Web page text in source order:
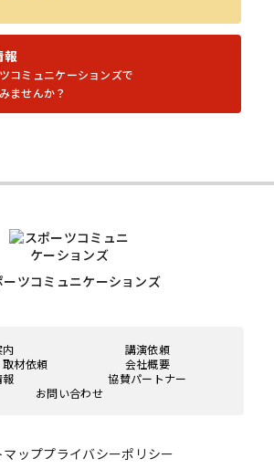
報
コミュニケーションズで
ませんか？
ーツコミュニケーションズ
内
講演依頼
材依頼
会社概要
報
協賛パートナー
お問い合わせ
マッププライバシーポリシー